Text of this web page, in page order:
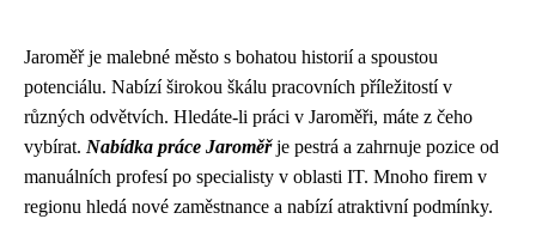
Jaroměř je malebné město s bohatou historií a spoustou
potenciálu. Nabízí širokou škálu pracovních příležitostí v
různých odvětvích. Hledáte-li práci v Jaroměři, máte z čeho
vybírat. Nabídka práce Jaroměřje pestrá a zahrnuje pozice od
manuálních profesí po specialisty v oblasti IT. Mnoho firem v
regionu hledá nové zaměstnance a nabízí atraktivní podmínky.